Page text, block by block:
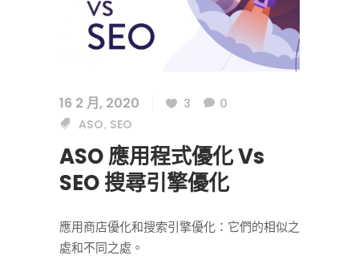
16 2 月, 2020 3
0
ASO, SEO
ASO 應用程式優化 Vs
SEO 搜尋引擎優化
應用商店優化和搜索引擎優化：它們的相似之
處和不同之處。